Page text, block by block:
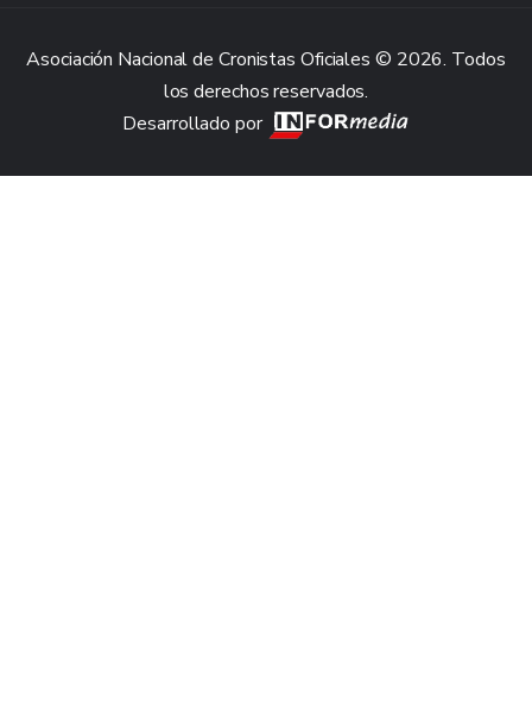
Asociación Nacional de Cronistas Oficiales © 2026. Todos
los derechos reservados.
Desarrollado por